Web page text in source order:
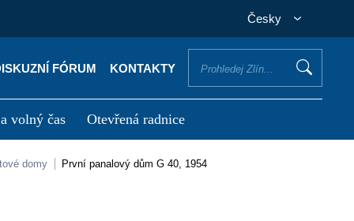
Česky
FÓRUM KONTAKTY
volný čas Otevřená radnice
vyřídit Potřebuji zaplatit
domy První panalový dům G 40, 1954